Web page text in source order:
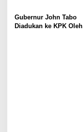
Gubernur John Tabo
Diadukan ke KPK Oleh